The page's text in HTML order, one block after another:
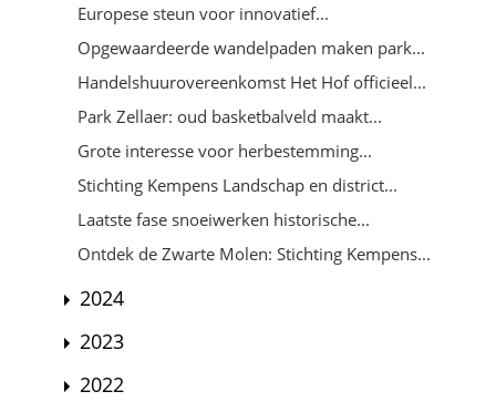
Europese steun voor innovatief...
Opgewaardeerde wandelpaden maken park...
Handelshuurovereenkomst Het Hof officieel...
Park Zellaer: oud basketbalveld maakt...
Grote interesse voor herbestemming...
Stichting Kempens Landschap en district...
Laatste fase snoeiwerken historische...
Ontdek de Zwarte Molen: Stichting Kempens...
2024
2023
2022